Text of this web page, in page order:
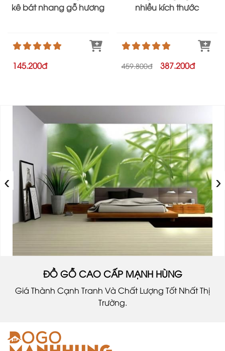
kê bát nhang gỗ hương
145.200đ
nhiều kích thước
459.800đ 387.200đ
‹ ›
ĐỒ GỖ CAO CẤP MẠNH HÙNG
Giá Thành Cạnh Tranh Và Chất Lượng Tốt Nhất Thị
Trường.